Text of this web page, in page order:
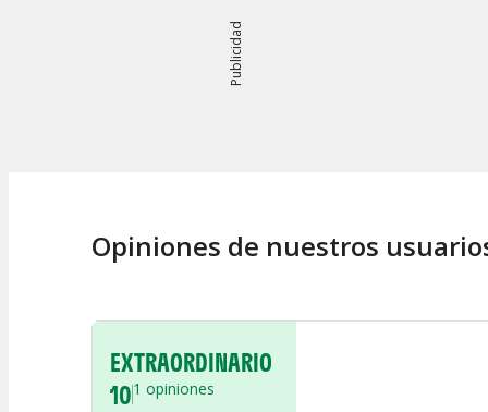
Publicidad
Opiniones de nuestros
EXTRAORDINARIO
101 opiniones